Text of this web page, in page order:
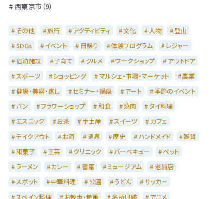
西東京市（9）
その他 旅行 アクティビティ 文化 人物
登山
SDGs
イベント 日帰り 体験プログラム
レジャー
宿泊施設
子育て グルメ ワークショップ
アウトドア
スポーツ
ショッピング マルシェ・市場・マーケット
農業
健康・美容・癒し
セミナー・講座 アート
季節のイベント
パン
フラワーショップ 和食 焼肉
タイ料理
エスニック
お茶 手土産 スイーツ
カフェ
テイクアウト
お酒 温泉 歴史 ハンドメイド
雑貨
和菓子
工芸 クリニック バーベキュー
ペット
ラーメン
カレー 書籍 ミュージアム
老舗店
スポット
中華料理 公園 うどん
サッカー
スペイン料理
お散歩・散策 名所旧跡 アニメ